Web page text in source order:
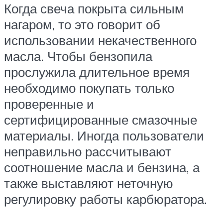
Когда свеча покрыта сильным
нагаром, то это говорит об
использовании некачественного
масла. Чтобы бензопила
прослужила длительное время
необходимо покупать только
проверенные и
сертифицированные смазочные
материалы. Иногда пользователи
неправильно рассчитывают
соотношение масла и бензина, а
также выставляют неточную
регулировку работы карбюратора.